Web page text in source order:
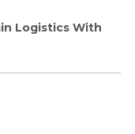
Logistics With